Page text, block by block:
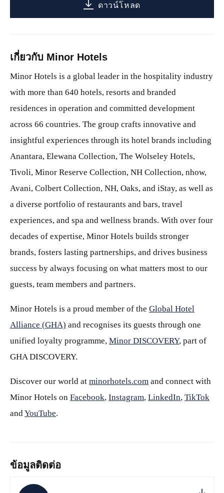
ดาวน์โหลด
เกี่ยวกับ Minor Hotels
Minor Hotels is a global leader in the hospitality industry
with more than 640 hotels, resorts and branded
residences in operation and committed development
across 66 countries. The group crafts innovative and
insightful experiences through its hotel brands including
Anantara, Elewana Collection, The Wolseley Hotels,
Tivoli, Minor Reserve Collection, NH Collection, nhow,
Avani, Colbert Collection, NH, Oaks, and iStay, as well as
a diverse portfolio of restaurants and bars, travel
experiences, and spa and wellness brands. With over four
decades of expertise, Minor Hotels builds stronger
brands, fosters lasting partnerships, and drives business
success by always focusing on what matters most to our
guests, team members and partners.
Minor Hotels is a proud member of the Global Hotel
Alliance (GHA) and recognises its guests through one
unified loyalty programme, Minor DISCOVERY, part of
GHA DISCOVERY.
Discover our world at minorhotels.com and connect with
Minor Hotels on Facebook, Instagram, LinkedIn, TikTok
andYouTube.
ข้อมูลติดต่อ